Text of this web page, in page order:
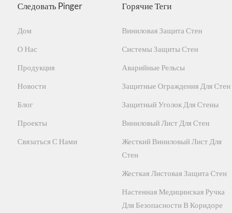
Следовать Pinger
Дом
О Нас
Продукция
Новости
Блог
Проекты
Связаться С Нами
Горячие Теги
Виниловая Защита Стен
Системы Защиты Стен
Аварийные Рельсы
Защитные Ограждения Для Стен
Защитный Уголок Для Стены
Виниловый Лист Для Стен
Жесткий Виниловый Лист Для
Стен
Жесткая Листовая Защита Стен
Настенная Медицинская Ручка
Для Безопасности В Коридоре